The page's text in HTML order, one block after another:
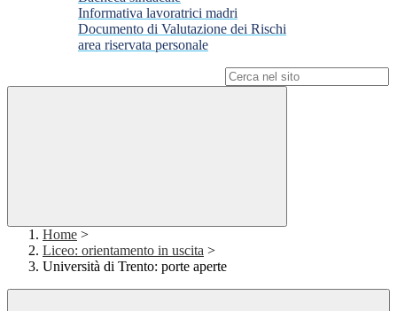
Informativa lavoratrici madri
Documento di Valutazione dei Rischi
area riservata personale
Home >
Liceo: orientamento in uscita >
Università di Trento: porte aperte